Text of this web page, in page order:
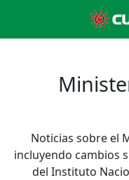
Noticias sobre el
incluyendo cambios
del Instituto